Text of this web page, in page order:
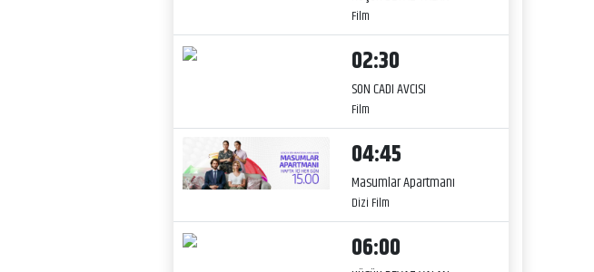
Film
02:30
SON CADI AVCISI
Film
04:45
Masumlar Apartmanı
Dizi Film
06:00